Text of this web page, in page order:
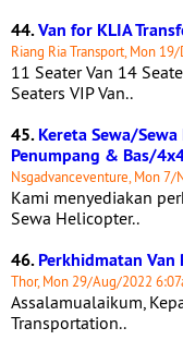
44.Van for KLIA
Riang Ria Transport, Mon
11 Seater Van 14
Seaters VIP Van..
45.Kereta Sewa/
Penumpang & Bas/
Nsgadvanceventure, Mon
Kami menyediakan
Sewa Helicopter..
46.Perkhidmatan Van
Thor, Mon 29/Aug/2022
Assalamualaikum,
Transportation..